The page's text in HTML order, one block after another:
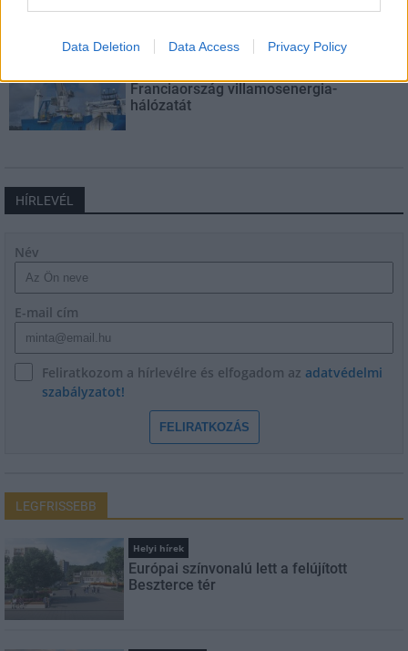
Data Deletion Data Access Privacy Policy
A tengerfenék alatt négy óriáskábellel
Franciaország villamosenergia-
hálózatát
HÍRLEVÉL
Név
E-mail cím
Feliratkozom a hírlevélre és elfogadom az adatvédelmi
szabályzatot!
FELIRATKOZÁS
LEGFRISSEBB
Helyi hírek
Európai színvonalú lett a felújított
Beszterce tér